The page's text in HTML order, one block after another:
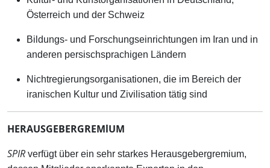
Österreich und der Schweiz
Bildungs- und Forschungseinrichtungen im Iran und in
anderen persischsprachigen Ländern
Nichtregierungsorganisationen, die im Bereich der
iranischen Kultur und Zivilisation tätig sind
HERAUSGEBERGREMlUM
SPIR verfügt über ein sehr starkes Herausgebergremium,